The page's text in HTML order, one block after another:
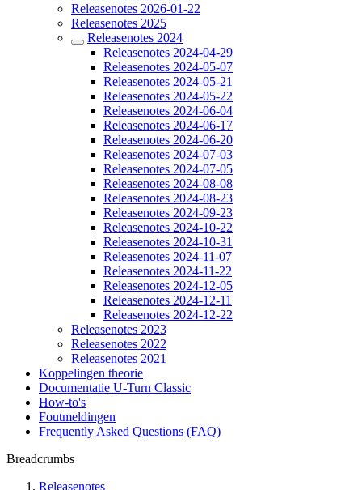
Releasenotes 2026-01-22
Releasenotes 2025
Releasenotes 2024
Releasenotes 2024-04-29
Releasenotes 2024-05-07
Releasenotes 2024-05-21
Releasenotes 2024-05-22
Releasenotes 2024-06-04
Releasenotes 2024-06-17
Releasenotes 2024-06-20
Releasenotes 2024-07-03
Releasenotes 2024-07-05
Releasenotes 2024-08-08
Releasenotes 2024-08-23
Releasenotes 2024-09-23
Releasenotes 2024-10-22
Releasenotes 2024-10-31
Releasenotes 2024-11-07
Releasenotes 2024-11-22
Releasenotes 2024-12-05
Releasenotes 2024-12-11
Releasenotes 2024-12-22
Releasenotes 2023
Releasenotes 2022
Releasenotes 2021
Koppelingen theorie
Documentatie U-Turn Classic
How-to's
Foutmeldingen
Frequently Asked Questions (FAQ)
Breadcrumbs
Releasenotes